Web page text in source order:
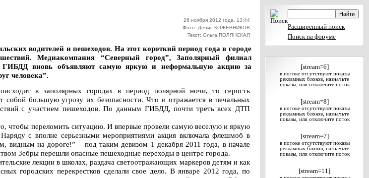
26 ноября 2012 года, 13:44
Фото: Денис КОЖЕВНИКОВ
Текст: Ольга ПОЛЯНСКАЯ
водителей и пешеходов. На этот короткий период года в городе
Медиакомпания “Северный город”, Заполярный филиал
ГИБДД вновь объявляют самую яркую и неформальную акцию за
человека”.
в заполярных городах в период полярной ночи, то серость
собой большую угрозу их безопасности. Что и отражается в печальных
с участием пешеходов. По данным ГИБДД, почти треть всех ДТП
чтобы переломить ситуацию. И впервые провели самую веселую и яркую
с вполне серьезными мероприятиями акция включала флешмоб в
на дороге!” – под таким девизом 1 декабря 2011 года, в начале
Зебры перешли опасные пешеходные переходы в центре города.
лекции в школах, раздача светоотражающих маркеров детям и как
городских перекрестков сделали свое дело. В январе 2012 года, по
Расширенный поиск
Поиск на форуме
[stream=6]
в потоке отсутствуют показы
рекламных блоков, назначьте
показы, или отключите поток
[stream=8]
в потоке отсутствуют показы
рекламных блоков, назначьте
показы, или отключите поток
[stream=7]
в потоке отсутствуют показы
рекламных блоков, назначьте
показы, или отключите поток
[stream=11]